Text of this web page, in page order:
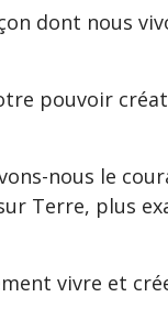
dont nous
pouvoir
nous le
Terre, plus
vivre et